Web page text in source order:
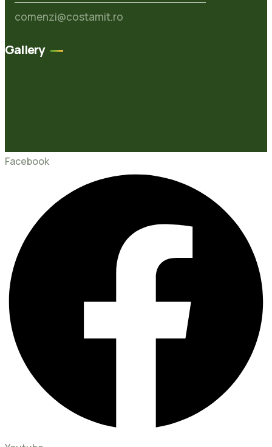
comenzi@costamit.ro
Gallery
Facebook